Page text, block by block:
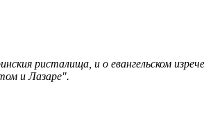
ристалища, и о евангельском
и Лазаре".